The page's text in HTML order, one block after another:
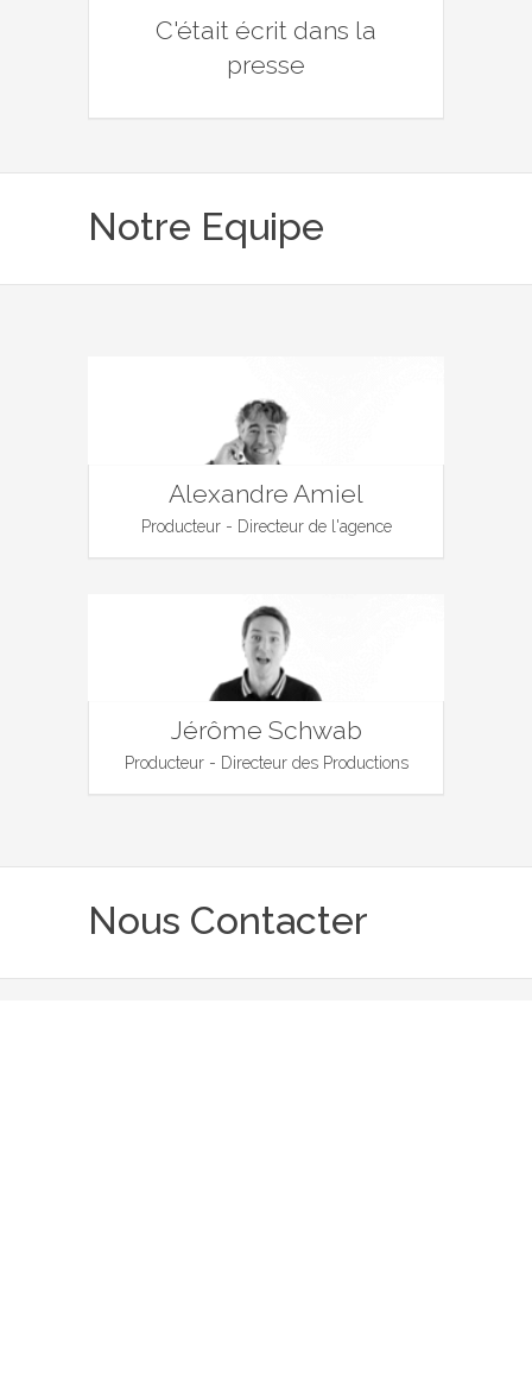
C'était écrit dans la
presse
Notre Equipe
Alexandre Amiel
Producteur - Directeur de l'agence
Jérôme Schwab
Producteur - Directeur des Productions
Nous Contacter